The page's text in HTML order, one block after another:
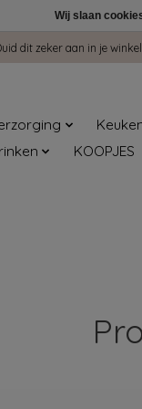
dit zeker aan in je
KOOPJES
Wij slaan